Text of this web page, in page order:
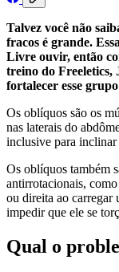
Talvez você não
fracos é grande.
Livre ouvir, então
treino do Freeletics,
fortalecer esse
Os oblíquos são os
nas laterais do
inclusive para inclinar
Os oblíquos também
antirrotacionais,
ou direita ao carregar
impedir que ele se
Qual o